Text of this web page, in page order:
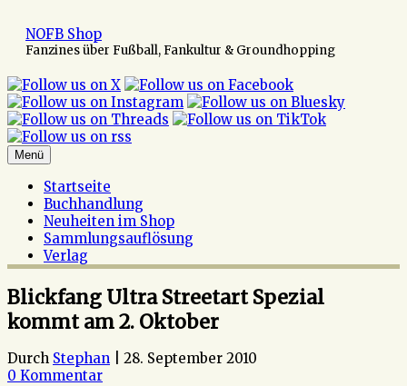
Inhalt
springen
NOFB Shop
Fanzines über Fußball, Fankultur & Groundhopping
Menü
Startseite
Buchhandlung
Neuheiten im Shop
Sammlungsauflösung
Verlag
Blickfang Ultra Streetart Spezial
kommt am 2. Oktober
Durch Stephan
28. September 2010
0 Kommentar